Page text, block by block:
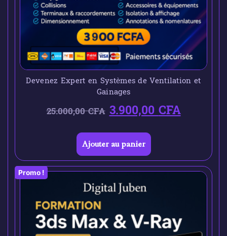
Devenez Expert en Systèmes de Ventilation et
Gainages
25.000,00CFA 3.900,00CFA
Ajouter au panier
Promo !